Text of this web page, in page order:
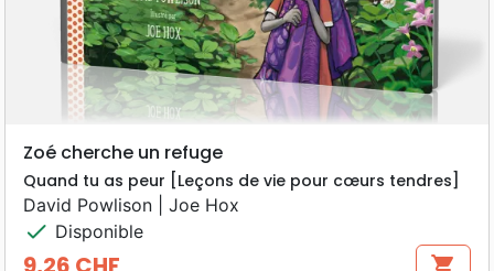
Zoé cherche un refuge
Quand tu as peur [Leçons de vie pour cœurs tendres]
David Powlison | Joe Hox
check Disponible
shopping_cart